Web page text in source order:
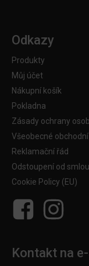
Odkazy
Produkty
Můj účet
Nákupní košík
Pokladna
Zásady ochrany
Všeobecné
Reklamační řád
Odstoupení od
Cookie Policy (EU)
Kontakt na